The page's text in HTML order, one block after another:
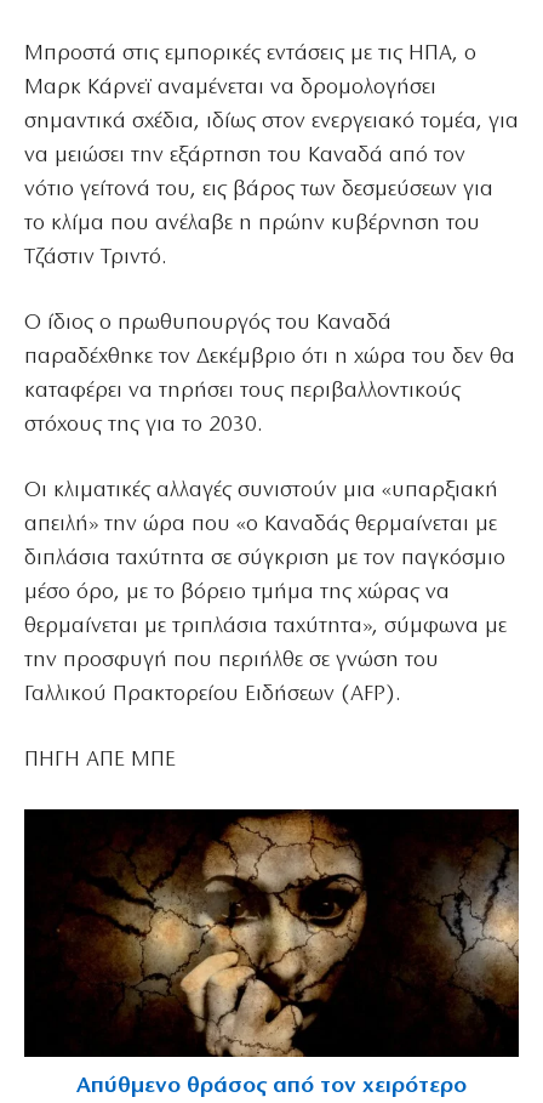
Μπροστά στις εμπορικές εντάσεις με τις ΗΠΑ, ο
Μαρκ Κάρνεϊ αναμένεται να δρομολογήσει
σημαντικά σχέδια, ιδίως στον ενεργειακό τομέα, για
να μειώσει την εξάρτηση του Καναδά από τον
νότιο γείτονά του, εις βάρος των δεσμεύσεων για
το κλίμα που ανέλαβε η πρώην κυβέρνηση του
Τζάστιν Τριντό.
Ο ίδιος ο πρωθυπουργός του Καναδά
παραδέχθηκε τον Δεκέμβριο ότι η χώρα του δεν θα
καταφέρει να τηρήσει τους περιβαλλοντικούς
στόχους της για το 2030.
Οι κλιματικές αλλαγές συνιστούν μια «υπαρξιακή
απειλή» την ώρα που «ο Καναδάς θερμαίνεται με
διπλάσια ταχύτητα σε σύγκριση με τον παγκόσμιο
μέσο όρο, με το βόρειο τμήμα της χώρας να
θερμαίνεται με τριπλάσια ταχύτητα», σύμφωνα με
την προσφυγή που περιήλθε σε γνώση του
Γαλλικού Πρακτορείου Ειδήσεων (AFP).
ΠΗΓΗ ΑΠΕ ΜΠΕ
Απύθμενο θράσος από τον χειρότερο